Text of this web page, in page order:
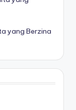
yang Berzina